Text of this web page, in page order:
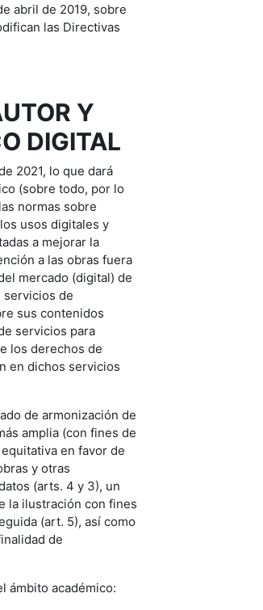
abril de 2019, sobre
las Directivas
Y
DIGITAL
2021, lo que dará
(sobre todo, por lo
normas sobre
usos digitales y
a mejorar la
a las obras fuera
mercado (digital) de
servicios de
sus contenidos
servicios para
los derechos de
en dichos servicios
de armonización de
amplia (con fines de
en favor de
y otras
(arts. 4 y 3), un
la ilustración con fines
(art. 5), así como
de
ámbito académico: